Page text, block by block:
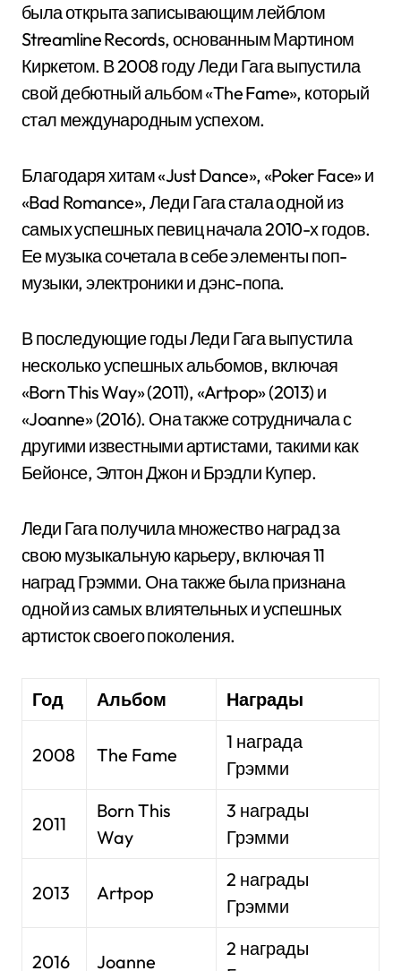
была открыта записывающим лейблом
Streamline Records, основанным Мартином
Киркетом. В 2008 году Леди Гага выпустила
свой дебютный альбом «The Fame», который
стал международным успехом.
Благодаря хитам «Just Dance», «Poker Face» и
«Bad Romance», Леди Гага стала одной из
самых успешных певиц начала 2010-х годов.
Ее музыка сочетала в себе элементы поп-
музыки, электроники и дэнс-попа.
В последующие годы Леди Гага выпустила
несколько успешных альбомов, включая
«Born This Way» (2011), «Artpop» (2013) и
«Joanne» (2016). Она также сотрудничала с
другими известными артистами, такими как
Бейонсе, Элтон Джон и Брэдли Купер.
Леди Гага получила множество наград за
свою музыкальную карьеру, включая 11
наград Грэмми. Она также была признана
одной из самых влиятельных и успешных
артисток своего поколения.
Год Альбом Награды
2008 The Fame
1 награда
Грэмми
2011
Born This
Way
3 награды
Грэмми
2013 Artpop
2 награды
Грэмми
2016 Joanne
2 награды